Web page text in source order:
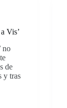
Vis’
no
de
y tras